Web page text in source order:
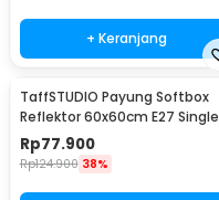
+ Keranjang
TaffSTUDIO Payung Softbox
Reflektor 60x60cm E27 Single
Socket - LD-TZ206
Rp77.900
Rp124.900 38%